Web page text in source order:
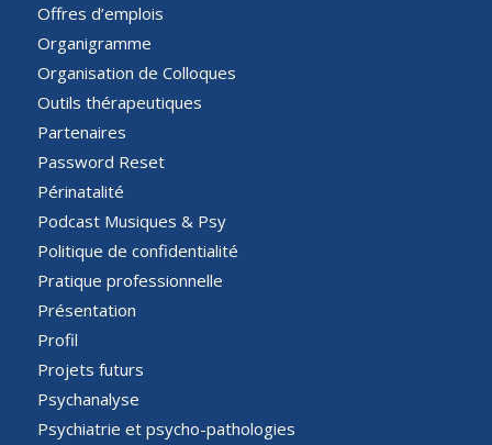
Offres d’emplois
Organigramme
Organisation de Colloques
Outils thérapeutiques
Partenaires
Password Reset
Périnatalité
Podcast Musiques & Psy
Politique de confidentialité
Pratique professionnelle
Présentation
Profil
Projets futurs
Psychanalyse
Psychiatrie et psycho-pathologies